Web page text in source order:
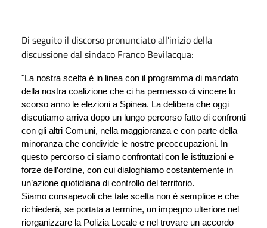
Di seguito il discorso pronunciato all'inizio della
discussione dal sindaco Franco Bevilacqua:
"La nostra scelta è in linea con il programma di mandato
della nostra coalizione che ci ha permesso di vincere lo
scorso anno le elezioni a Spinea. La delibera che oggi
discutiamo arriva dopo un lungo percorso fatto di confronti
con gli altri Comuni, nella maggioranza e con parte della
minoranza che condivide le nostre preoccupazioni. In
questo percorso ci siamo confrontati con le istituzioni e
forze dell’ordine, con cui dialoghiamo costantemente in
un’azione quotidiana di controllo del territorio.
Siamo consapevoli che tale scelta non è semplice e che
richiederà, se portata a termine, un impegno ulteriore nel
riorganizzare la Polizia Locale e nel trovare un accordo